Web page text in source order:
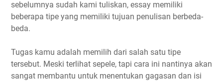
sebelumnya sudah kami tuliskan, essay memiliki
beberapa tipe yang memiliki tujuan penulisan berbeda-
beda.
Tugas kamu adalah memilih dari salah satu tipe
tersebut. Meski terlihat sepele, tapi cara ini nantinya akan
sangat membantu untuk menentukan gagasan dan isi